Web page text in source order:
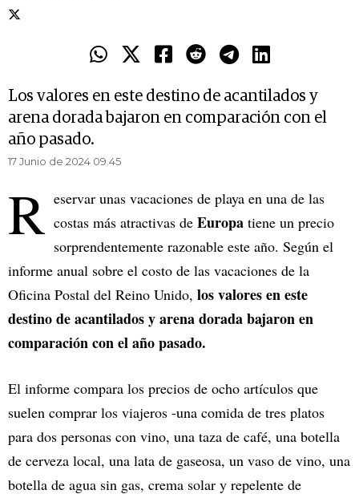
Los valores en este destino de acantilados y
arena dorada bajaron en comparación con el
año pasado.
17 Junio de 2024 09.45
R eservar unas vacaciones de playa en una de las
costas más atractivas de Europa tiene un precio
sorprendentemente razonable este año. Según el
informe anual sobre el costo de las vacaciones de la
Oficina Postal del Reino Unido, los valores en este
destino de acantilados y arena dorada bajaron en
comparación con el año pasado.
El informe compara los precios de ocho artículos que
suelen comprar los viajeros -una comida de tres platos
para dos personas con vino, una taza de café, una botella
de cerveza local, una lata de gaseosa, un vaso de vino, una
botella de agua sin gas, crema solar y repelente de